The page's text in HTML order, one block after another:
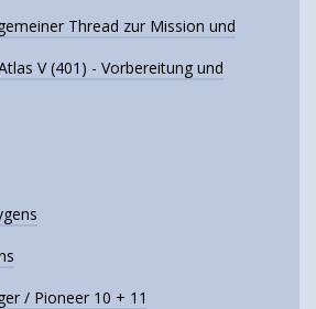
Thread zur Mission und
V (401) - Vorbereitung und
/ Pioneer 10 + 11